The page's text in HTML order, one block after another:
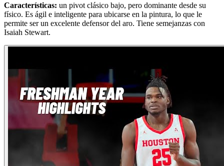
Características: un pivot clásico bajo, pero dominante desde su
físico. Es ágil e inteligente para ubicarse en la pintura, lo que le
permite ser un excelente defensor del aro. Tiene semejanzas con
Isaiah Stewart.